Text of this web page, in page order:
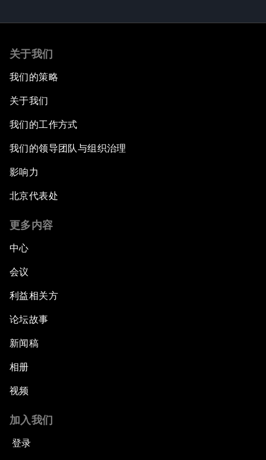
关于我们
我们的策略
关于我们
我们的工作方式
我们的领导团队与组织治理
影响力
北京代表处
更多内容
中心
会议
利益相关方
论坛故事
新闻稿
相册
视频
加入我们
登录